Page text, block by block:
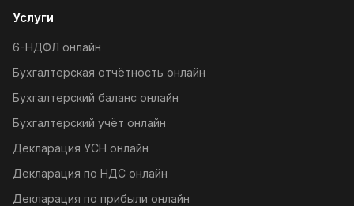
Услуги
6-НДФЛ онлайн
Бухгалтерская отчётность онлайн
Бухгалтерский баланс онлайн
Бухгалтерский учёт онлайн
Декларация УСН онлайн
Декларация по НДС онлайн
Декларация по прибыли онлайн